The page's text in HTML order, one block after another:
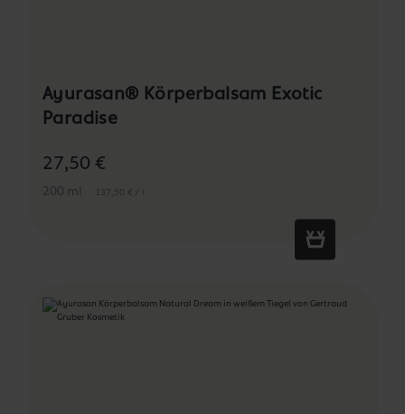
Ayurasan® Körperbalsam Exotic
Paradise
200 ml 137,50 € / l
27,50 €